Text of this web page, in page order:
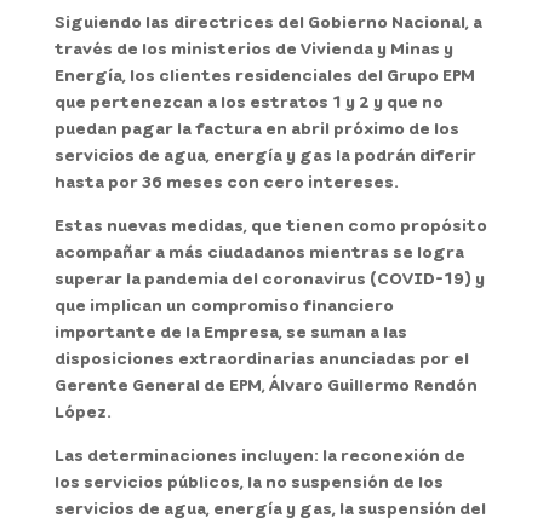
Siguiendo las directrices del Gobierno Nacional, a
través de los ministerios de Vivienda y Minas y
Energía, los clientes residenciales del Grupo EPM
que pertenezcan a los estratos 1 y 2 y que no
puedan pagar la factura en abril próximo de los
servicios de agua, energía y gas la podrán diferir
hasta por 36 meses con cero intereses.
Estas nuevas medidas, que tienen como propósito
acompañar a más ciudadanos mientras se logra
superar la pandemia del coronavirus (COVID-19) y
que implican un compromiso financiero
importante de la Empresa, se suman a las
disposiciones extraordinarias anunciadas por el
Gerente General de EPM, Álvaro Guillermo Rendón
López.
Las determinaciones incluyen: la reconexión de
los servicios públicos, la no suspensión de los
servicios de agua, energía y gas, la suspensión del